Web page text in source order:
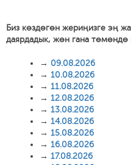
Биз көздөгөн жериңизге эң
даярдадык, жөн гана төмөндө
→ 09.08.2026
→ 10.08.2026
→ 11.08.2026
→ 12.08.2026
→ 13.08.2026
→ 14.08.2026
→ 15.08.2026
→ 16.08.2026
→ 17.08.2026